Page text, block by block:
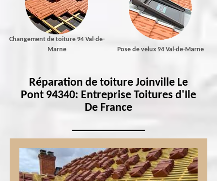
Changement de toiture 94 Val-de-
Marne
Pose de velux 94 Val-de-Marne
Réparation de toiture Joinville Le
Pont 94340: Entreprise Toitures d'Ile
De France